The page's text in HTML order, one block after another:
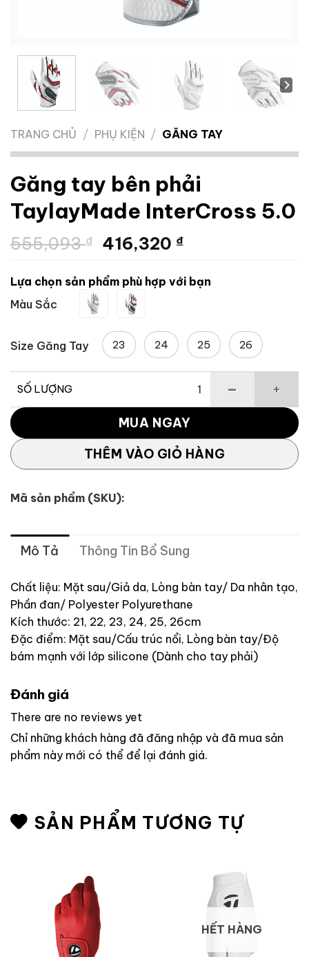
TRANG CHỦ / PHỤ KIỆN / GĂNG TAY
Găng tay bên phải
TaylayMade InterCross 5.0
555,093₫
Giá
là:
555,093 ₫.
416,320 ₫Giá
tại
là:
Lựa chọn sản phẩm phù hợp với bạn
Màu Sắc
Size Găng Tay 23 24 25 26
SỐ LƯỢNG
Găng tay bên phải TaylayMade InterCross 5.0 số lượng
THÊM VÀO GIỎ HÀNG
MUA NGAY
Mã sản phẩm (SKU):
Mô Tả Thông Tin Bổ Sung
Chất liệu: Mặt sau/Giả da, Lòng bàn tay/ Da nhân tạo,
Phần đan/ Polyester Polyurethane
Kích thước: 21, 22, 23, 24, 25, 26cm
Đặc điểm: Mặt sau/Cấu trúc nổi, Lòng bàn tay/Độ
bám mạnh với lớp silicone (Dành cho tay phải)
Đánh giá
There are no reviews yet
Chỉ những khách hàng đã đăng nhập và đã mua sản
phẩm này mới có thể để lại đánh giá.
SẢN PHẨM TƯƠNG TỰ
HẾT HÀNG